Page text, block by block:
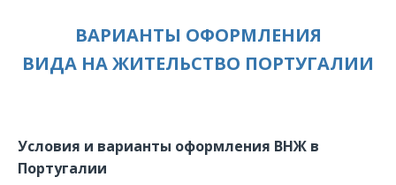
ВАРИАНТЫ ОФОРМЛЕНИЯ
ВИДА НА ЖИТЕЛЬСТВО ПОРТУГАЛИИ
Условия и варианты оформления ВНЖ в
Португалии